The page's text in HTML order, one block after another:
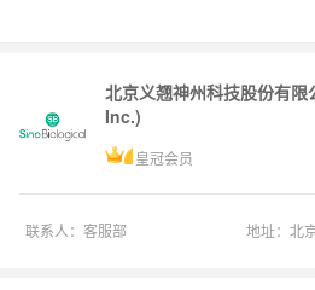
北京义翘神州科技股份有
Inc.)
皇冠会员
联系人： 客服部 地址： 北